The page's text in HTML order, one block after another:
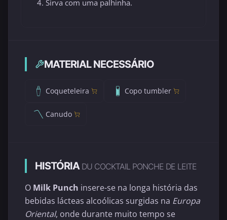
Sirva com uma palhinha.
MATERIAL NECESSÁRIO
Coqueteleira Copo tumbler
Canudo
HISTÓRIA DU COCKTAIL PONCHE DE LEITE
O Milk Punch insere-se na longa história das
bebidas lácteas alcoólicas surgidas na Europa
Oriental, onde durante muito tempo se